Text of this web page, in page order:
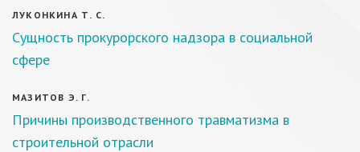
ЛУКОНКИНА Т. С.
Сущность прокурорского надзора в социальной
сфере
МАЗИТОВ Э. Г.
Причины производственного травматизма в
строительной отрасли